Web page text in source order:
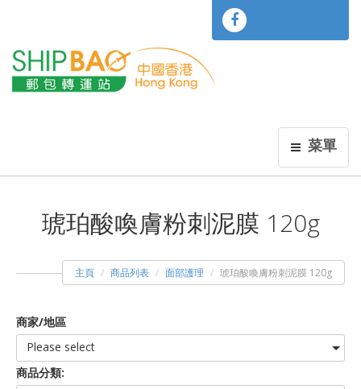
菜單
琥珀酸喚膚粉刺泥膜 120g
主頁 商品列表 面部護理 琥珀酸喚膚粉刺泥膜 120g
商家/地區
Please select
商品分類: